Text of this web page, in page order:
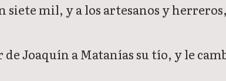
siete mil, y a los artesanos y
Joaquín a Matanías su tío, y le